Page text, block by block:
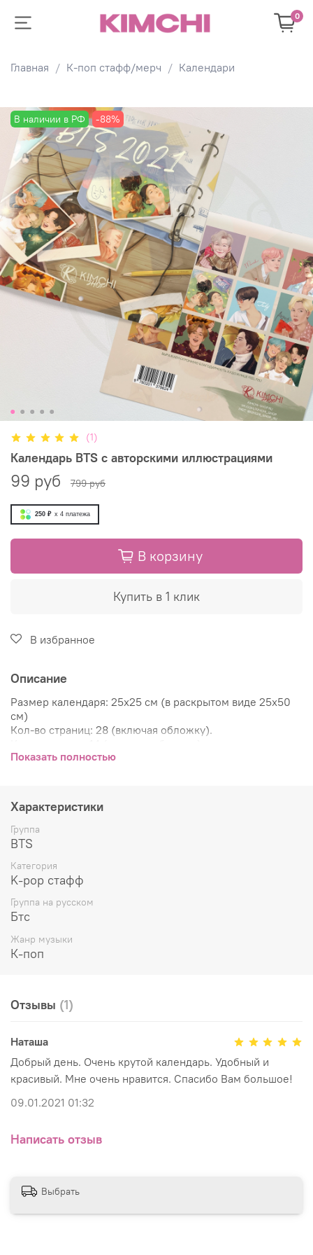
0
Главная К-поп стафф/мерч Календари
В наличии в РФ -88%
(1)
Календарь BTS с авторскими иллюстрациями
99 руб 799 руб
250 ₽ x 4 платежа
В корзину
Купить в 1 клик
В избранное
Описание
Размер календаря: 25х25 см (в раскрытом виде 25х50
см)
Кол-во страниц: 28 (включая обложку).
Календарь является настенным (на скрепке), в нём
Плотность ламинированной обложки 300 г/м2,
плотность остальных страниц 200 г/м2.
Показать полностью
Характеристики
Группа
BTS
Категория
K-pop стафф
Группа на русском
Бтс
Жанр музыки
К-поп
Отзывы (1)
Наташа
Добрый день. Очень крутой календарь. Удобный и
красивый. Мне очень нравится. Спасибо Вам большое!
09.01.2021 01:32
Написать отзыв
Выбрать